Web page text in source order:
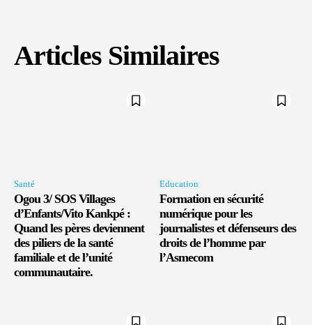
Articles Similaires
Santé
Ogou 3/ SOS Villages
d’Enfants/Vito Kankpé :
Quand les pères deviennent
des piliers de la santé
familiale et de l’unité
communautaire.
Education
Formation en sécurité
numérique pour les
journalistes et défenseurs des
droits de l’homme par
l’Asmecom